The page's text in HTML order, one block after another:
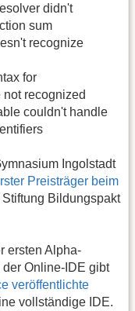
didn't
sum
recognize
for
recognized
couldn't handle
Ingolstadt
Preisträger beim
Stiftung Bildungspakt
ersten Alpha-
Online-IDE gibt
veröffentlichte
vollständige IDE.